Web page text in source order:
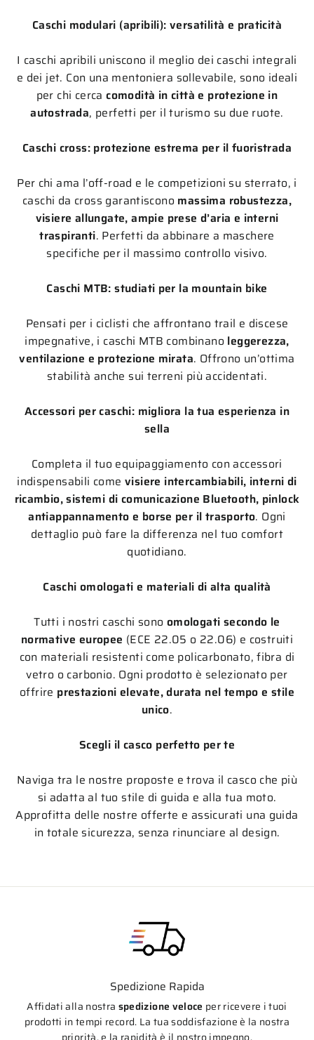
Caschi modulari (apribili): versatilità e praticità
I caschi apribili uniscono il meglio dei caschi integrali
e dei jet. Con una mentoniera sollevabile, sono ideali
per chi cercacomodità in città e protezione in
autostrada, perfetti per il turismo su due ruote.
Caschi cross: protezione estrema per il fuoristrada
Per chi ama l’off-road e le competizioni su sterrato, i
caschi da cross garantiscono massima robustezza,
visiere allungate, ampie prese d’aria e interni
traspiranti. Perfetti da abbinare a maschere
specifiche per il massimo controllo visivo.
Caschi MTB: studiati per la mountain bike
Pensati per i ciclisti che affrontano trail e discese
impegnative, i caschi MTB combinano leggerezza,
ventilazione e protezione mirata. Offrono un’ottima
stabilità anche sui terreni più accidentati.
Accessori per caschi: migliora la tua esperienza in
sella
Completa il tuo equipaggiamento con accessori
indispensabili comevisiere intercambiabili, interni di
ricambio, sistemi di comunicazione Bluetooth, pinlock
antiappannamento e borse per il trasporto. Ogni
dettaglio può fare la differenza nel tuo comfort
quotidiano.
Caschi omologati e materiali di alta qualità
Tutti i nostri caschi sono omologati secondo le
normative europee (ECE 22.05 o 22.06) e costruiti
con materiali resistenti come policarbonato, fibra di
vetro o carbonio. Ogni prodotto è selezionato per
offrire prestazioni elevate, durata nel tempo e stile
unico.
Scegli il casco perfetto per te
Naviga tra le nostre proposte e trova il casco che più
si adatta al tuo stile di guida e alla tua moto.
Approfitta delle nostre offerte e assicurati una guida
in totale sicurezza, senza rinunciare al design.
Spedizione Rapida
Affidati alla nostra spedizione veloce per ricevere i tuoi
prodotti in tempi record. La tua soddisfazione è la nostra